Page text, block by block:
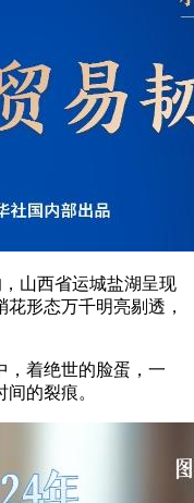
山西省运城盐湖呈现
形态万千明亮剔透，
着绝世的脸蛋，一
的裂痕。